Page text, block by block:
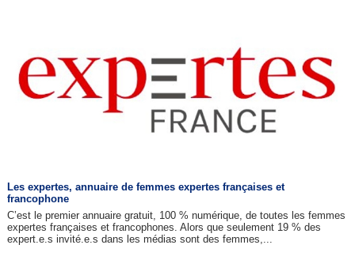
Les expertes, annuaire de femmes expertes françaises et
francophone
C’est le premier annuaire gratuit, 100 % numérique, de toutes les femmes
expertes françaises et francophones. Alors que seulement 19 % des
expert.e.s invité.e.s dans les médias sont des femmes,...